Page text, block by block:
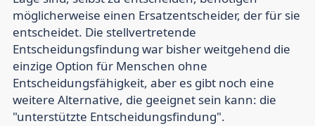
möglicherweise einen Ersatzentscheider, der für sie
entscheidet. Die stellvertretende
Entscheidungsfindung war bisher weitgehend die
einzige Option für Menschen ohne
Entscheidungsfähigkeit, aber es gibt noch eine
weitere Alternative, die geeignet sein kann: die
"unterstützte Entscheidungsfindung".